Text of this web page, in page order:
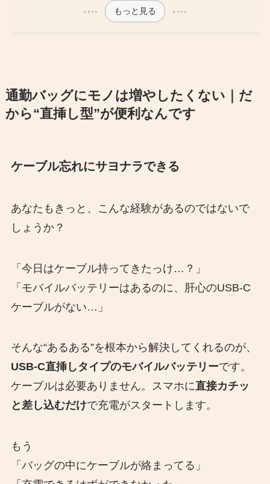
もっと見る
通勤バッグにモノは増やしたくない｜だ
から“直挿し型”が便利なんです
ケーブル忘れにサヨナラできる
あなたもきっと、こんな経験があるのではないで
しょうか？
「今日はケーブル持ってきたっけ…？」
「モバイルバッテリーはあるのに、肝心のUSB-C
ケーブルがない…」
そんな“あるある”を根本から解決してくれるのが、
USB-C直挿しタイプのモバイルバッテリーです。
ケーブルは必要ありません。スマホに直接カチッ
と差し込むだけで充電がスタートします。
もう
「バッグの中にケーブルが絡まってる」